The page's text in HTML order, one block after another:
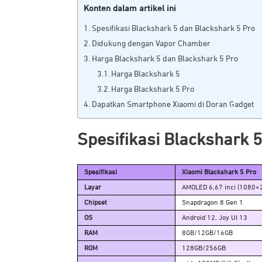
Konten dalam artikel ini
Spesifikasi Blackshark 5 dan Blackshark 5 Pro
Didukung dengan Vapor Chamber
Harga Blackshark 5 dan Blackshark 5 Pro
Harga Blackshark 5
Harga Blackshark 5 Pro
Dapatkan Smartphone Xiaomi di Doran Gadget
Spesifikasi Blackshark
Spesifikasi Xiaomi Blackshark 5 Pro
Layar AMOLED 6,67 inci
Chipset Snapdragon 8 Gen 1
OS Android 12, Joy UI 13
RAM 8GB/12GB/16GB
ROM 128GB/256GB